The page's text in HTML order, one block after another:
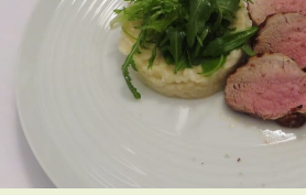
TV Program
Škola vaření